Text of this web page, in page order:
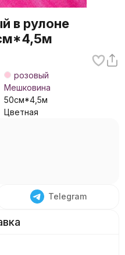
в рулоне
розовый
Мешковина
50см*4,5м
Цветная
Telegram